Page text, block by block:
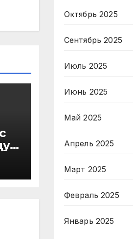
Октябрь 2025
Сентябрь 2025
Июль 2025
Июнь 2025
Май 2025
Апрель 2025
Март 2025
Февраль 2025
Январь 2025